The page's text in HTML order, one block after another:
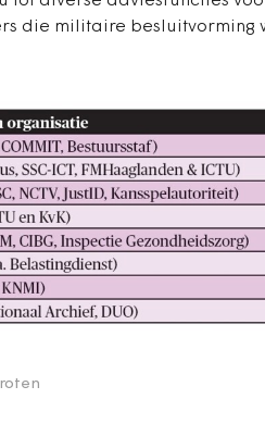
die militaire besluitvorming